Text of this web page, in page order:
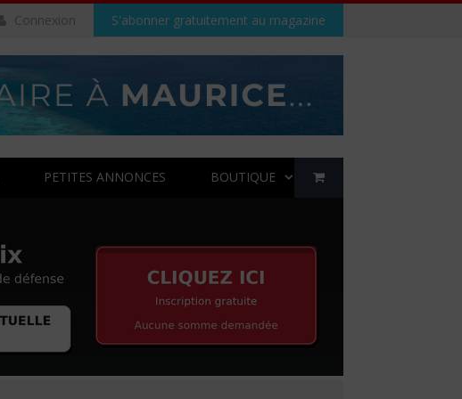
S'abonner gratuitement au magazine
Connexion
PETITES ANNONCES BOUTIQUE